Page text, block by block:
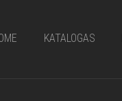
KATALOGAS